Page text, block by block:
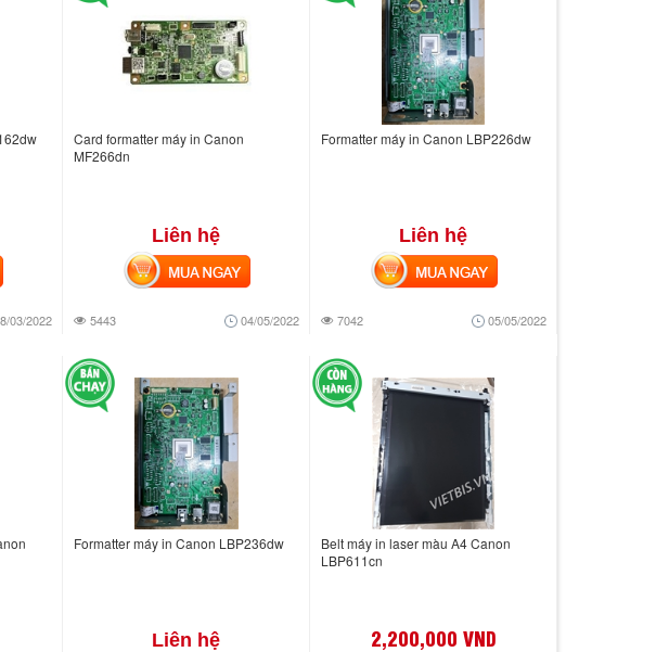
03/2022
Card formatter máy in Canon
MF266dn
Liên hệ
5443 04/05/2022
MUA NGAY
Formatter máy in Canon LBP226dw
Liên hệ
7042 05/05/2022
MUA NGAY
Formatter máy in Canon LBP236dw
Liên hệ
Belt máy in laser màu A4 Canon
LBP611cn
2,200,000 VND